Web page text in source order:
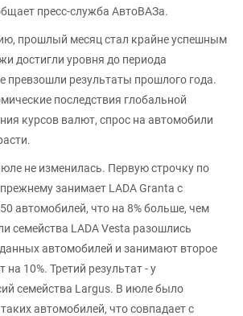
пресс-служба АвтоВАЗа.
прошлый месяц стал крайне успешным
достигли уровня до периода
превзошли результаты прошлого года.
последствия глобальной
курсов валют, спрос на автомобили
не изменилась. Первую строчку по
занимает LADA Granta с
автомобилей, что на 8% больше, чем
семейства LADA Vesta разошлись
автомобилей и занимают второе
на 10%. Третий результат - у
семейства Largus. В июле было
автомобилей, что совпадает с